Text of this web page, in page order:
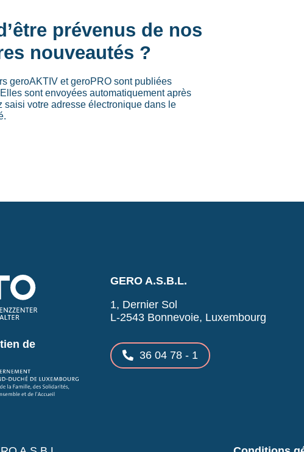
prévenus de nos
nouveautés ?
geroAKTIV et geroPRO sont publiées
sont envoyées automatiquement après
saisi votre adresse électronique dans le
de
GERO A.S.B.L.
1, Dernier Sol
L-2543 Bonnevoie, Luxembourg
36 04 78 - 1